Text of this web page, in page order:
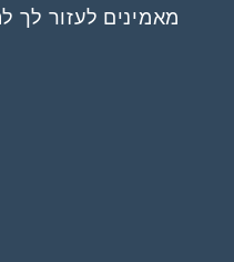
מאמינים לעזור לך